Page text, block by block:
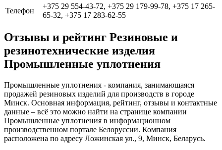
Телефон
+375 29 554-43-72, +375 29 179-99-78, +375 17 265-
65-32, +375 17 283-62-55
Отзывы и рейтинг Резиновые и
резинотехнические изделия
Промышленные уплотнения
Промышленные уплотнения - компания, занимающаяся
продажей резиновых изделий для производств в городе
Минск. Основная информация, рейтинг, отзывы и контактные
данные – всё это можно найти на странице компании
Промышленные уплотнения в информационном
производственном портале Белоруссии. Компания
расположена по адресу Ложинская ул., 9, Минск, Беларусь.